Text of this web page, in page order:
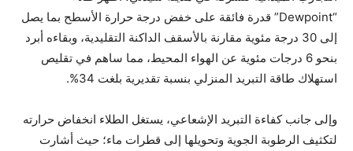
“Dewpoint” قدرة فائقة على خفض درجة حرارة الأسطح بما يصل
إلى 30 درجة مئوية مقارنة بالأسقف الداكنة التقليدية، وبقاءه أبرد
بنحو 6 درجات مئوية عن الهواء المحيط، مما ساهم في تقليص
استهلاك طاقة التبريد المنزلي بنسبة تقديرية بلغت 34%.
​وإلى جانب كفاءة التبريد الإشعاعي، يستغل الطلاء انخفاض حرارته
لتكثيف الرطوبة الجوية وتحويلها إلى قطرات ماء؛ حيث أشارت